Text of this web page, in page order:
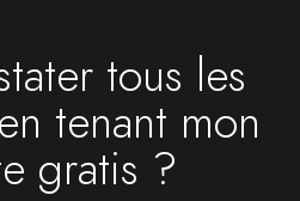
tous les
tenant mon
gratis ?